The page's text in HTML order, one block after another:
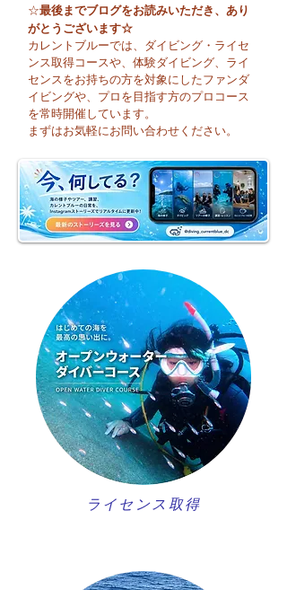
🌈 海の上に広がる虹♪
☆最後までブログをお読みいただき、あり
がとうございます☆
カレントブルーでは、ダイビング・ライセ
ンス取得コースや、体験ダイビング、ライ
センスをお持ちの方を対象にしたファンダ
イビングや、プロを目指す方のプロコース
を常時開催しています。
まずはお気軽にお問い合わせください。
ライセンス取得